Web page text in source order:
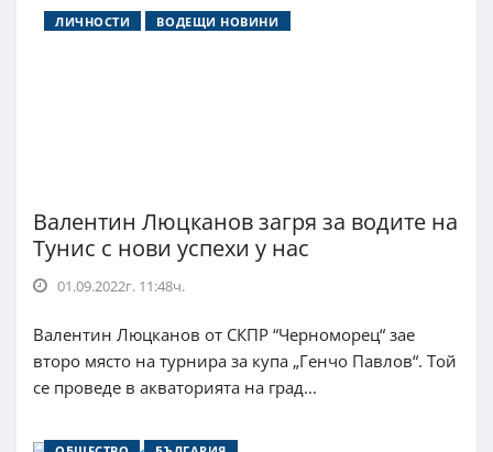
ЛИЧНОСТИ ВОДЕЩИ НОВИНИ
Валентин Люцканов загря за водите на
Тунис с нови успехи у нас
01.09.2022г. 11:48ч.
Валентин Люцканов от СКПР “Черноморец“ зае
второ място на турнира за купа „Генчо Павлов“. Той
се проведе в акваторията на град...